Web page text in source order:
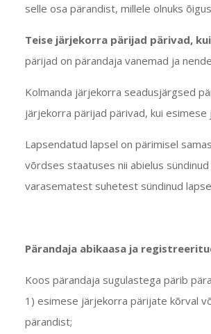
selle osa pärandist, millele olnuks
Teise järjekorra pärijad pärivad,
pärijad on pärandaja vanemad ja
Kolmanda järjekorra seadusjärgsed
järjekorra pärijad pärivad, kui
Lapsendatud lapsel on pärimisel
võrdses staatuses nii abielus
varasematest suhetest sündinud
Pärandaja abikaasa ja
Koos pärandaja sugulastega pärib
1) esimese järjekorra pärijate kõrval
pärandist;